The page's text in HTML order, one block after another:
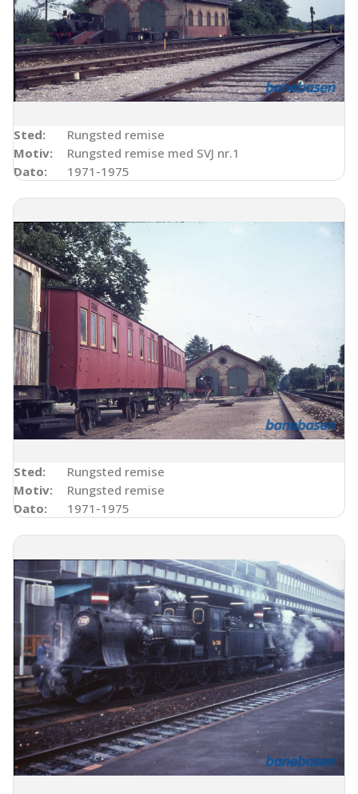
Sted:
Rungsted remise
Motiv:
Rungsted remise med SVJ nr.1
Dato:
1971-1975
Sted:
Rungsted remise
Motiv:
Rungsted remise
Dato:
1971-1975